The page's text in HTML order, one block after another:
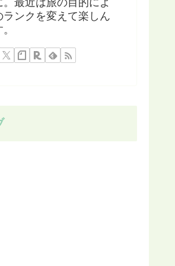
。最近は旅の目的によ
ランクを変えて楽しん